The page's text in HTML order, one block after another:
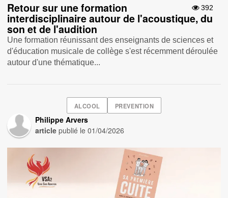
392
Retour sur une formation
interdisciplinaire autour de l'acoustique, du
son et de l'audition
Une formation réunissant des enseignants de sciences et
d'éducation musicale de collège s'est récemment déroulée
autour d'une thématique...
ALCOOL PREVENTION
Philippe Arvers
article publié le01/04/2026